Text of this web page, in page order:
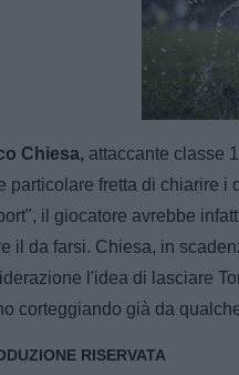
Chiesa, attaccante classe
particolare fretta di chiarire i
il giocatore avrebbe
il da farsi. Chiesa, in
l'idea di lasciare
corteggiando già da